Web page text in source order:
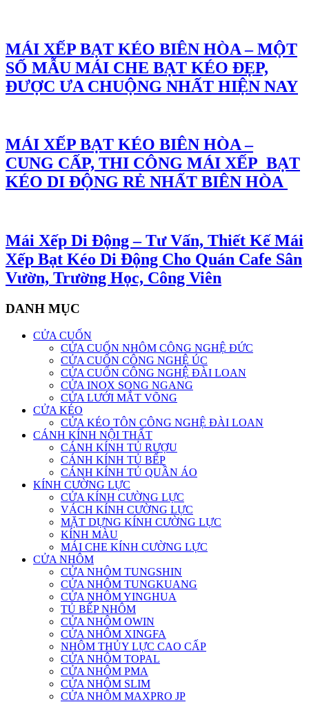
MÁI XẾP BẠT KÉO BIÊN HÒA – MỘT
SỐ MẪU MÁI CHE BẠT KÉO ĐẸP,
ĐƯỢC ƯA CHUỘNG NHẤT HIỆN NAY
MÁI XẾP BẠT KÉO BIÊN HÒA –
CUNG CẤP, THI CÔNG MÁI XẾP BẠT
KÉO DI ĐỘNG RẺ NHẤT BIÊN HÒA
Mái Xếp Di Động – Tư Vấn, Thiết Kế Mái
Xếp Bạt Kéo Di Động Cho Quán Cafe Sân
Vườn, Trường Học, Công Viên
DANH MỤC
CỬA CUỐN
CỬA CUỐN NHÔM CÔNG NGHỆ ĐỨC
CỬA CUỐN CÔNG NGHỆ ÚC
CỬA CUỐN CÔNG NGHỆ ĐÀI LOAN
CỬA INOX SONG NGANG
CỬA LƯỚI MẮT VÕNG
CỬA KÉO
CỬA KÉO TÔN CÔNG NGHỆ ĐÀI LOAN
CÁNH KÍNH NỘI THẤT
CÁNH KÍNH TỦ RƯỢU
CÁNH KÍNH TỦ BẾP
CÁNH KÍNH TỦ QUẦN ÁO
KÍNH CƯỜNG LỰC
CỬA KÍNH CƯỜNG LỰC
VÁCH KÍNH CƯỜNG LỰC
MẶT DỰNG KÍNH CƯỜNG LỰC
KÍNH MÀU
MÁI CHE KÍNH CƯỜNG LỰC
CỬA NHÔM
CỬA NHÔM TUNGSHIN
CỬA NHÔM TUNGKUANG
CỬA NHÔM YINGHUA
TỦ BẾP NHÔM
CỬA NHÔM OWIN
CỬA NHÔM XINGFA
NHÔM THỦY LỰC CAO CẤP
CỬA NHÔM TOPAL
CỬA NHÔM PMA
CỬA NHÔM SLIM
CỬA NHÔM MAXPRO JP